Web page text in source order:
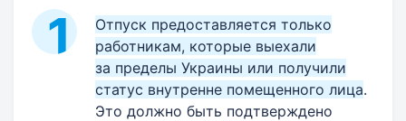
Отпуск предоставляется только
работникам, которые выехали
за пределы Украины или получили
статус внутренне помещенного лица.
Это должно быть подтверждено